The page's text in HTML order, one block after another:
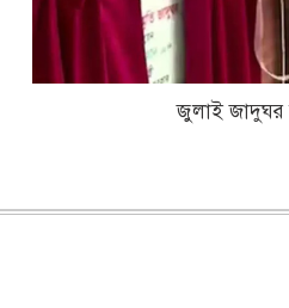
জুলাই জাদুঘর